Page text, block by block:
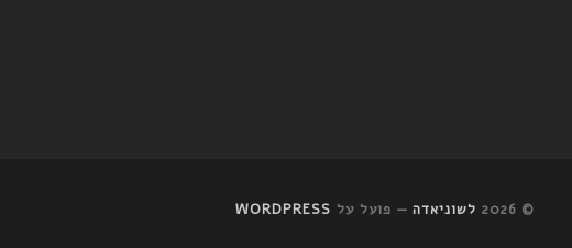
© 2026 לשוניאדה — פועל על WORDPRESS